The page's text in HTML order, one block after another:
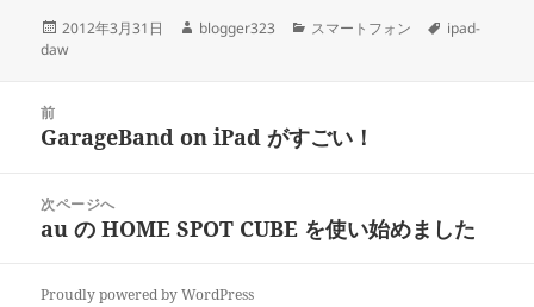
投
稿
2012年3月31日
作
blogger323
カ
スマートフォン
タ
ipad-
daw
前
前
投
稿:
GarageBand on iPad がすごい！
次ページへ
次
投
au の HOME SPOT CUBE を使い始めました
Proudly powered by WordPress